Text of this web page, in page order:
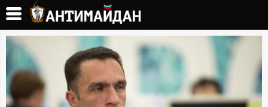
Перейти
основному
содержанию
А
Н
Т